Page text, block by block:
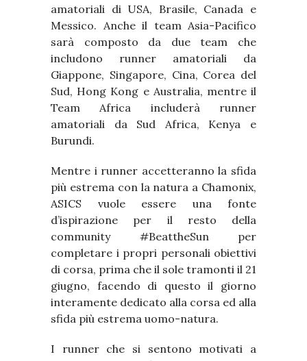
amatoriali di USA, Brasile, Canada e
Messico. Anche il team Asia-Pacifico
sarà composto da due team che
includono runner amatoriali da
Giappone, Singapore, Cina, Corea del
Sud, Hong Kong e Australia, mentre il
Team Africa includerà runner
amatoriali da Sud Africa, Kenya e
Burundi.
Mentre i runner accetteranno la sfida
più estrema con la natura a Chamonix,
ASICS vuole essere una fonte
d’ispirazione per il resto della
community #BeattheSun per
completare i propri personali obiettivi
di corsa, prima che il sole tramonti il 21
giugno, facendo di questo il giorno
interamente dedicato alla corsa ed alla
sfida più estrema uomo-natura.
I runner che si sentono motivati a